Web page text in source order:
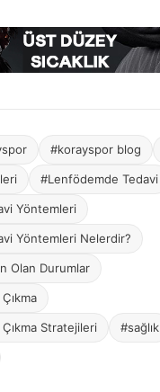
#korayspor blog
#Lenfödemde Tedavi
Yöntemleri
Yöntemleri Nelerdir?
Olan Durumlar
Stratejileri #sağlık